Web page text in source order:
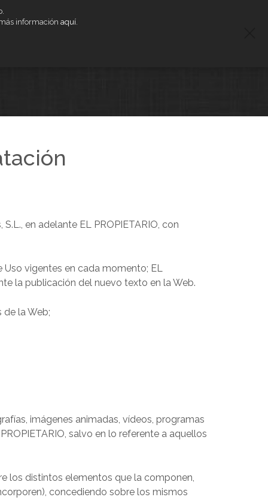
en adelante EL PROPIETARIO, con
Uso vigentes en cada momento; EL
la publicación del nuevo texto en la Web.
la Web;
imágenes animadas, vídeos, programas
salvo en lo referente a aquellos
los distintos elementos que la componen,
concediendo sobre los mismos
información aquí.